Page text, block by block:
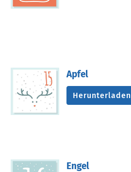
Apfel
Herunterladen
Engel